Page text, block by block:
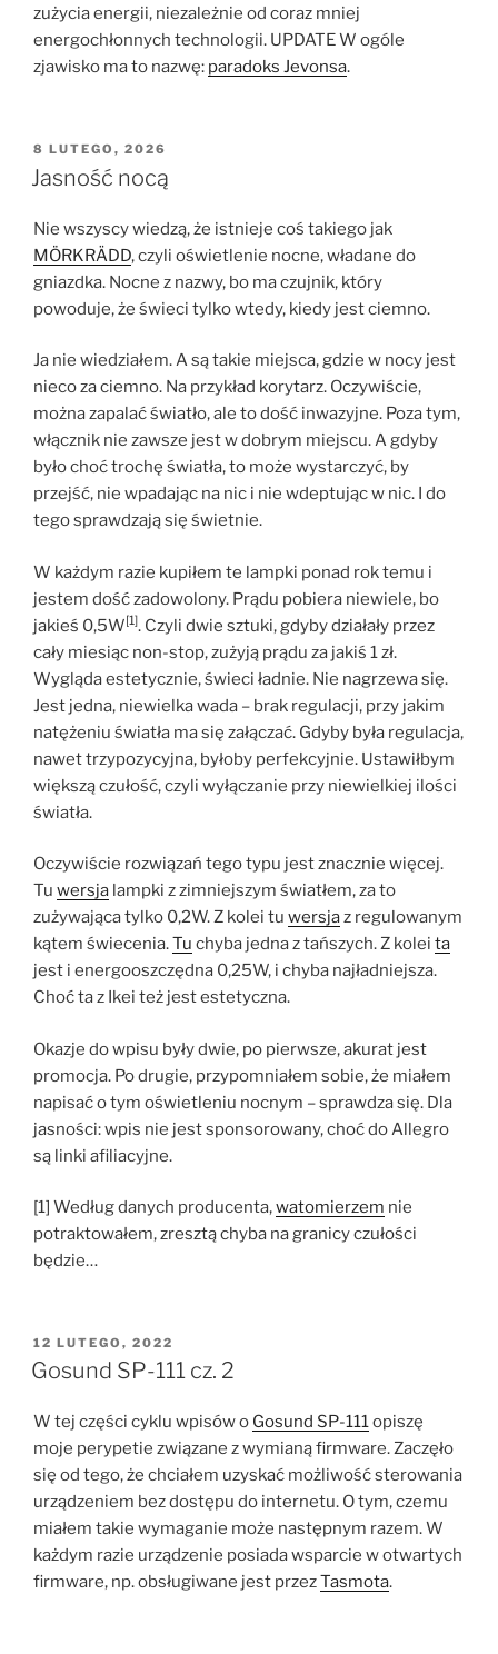
zużycia energii, niezależnie od coraz mniej
energochłonnych technologii. UPDATE W ogóle
zjawisko ma to nazwę: paradoks Jevonsa.
OPUBLIKOWANE
W
8 LUTEGO, 2026
Jasność nocą
Nie wszyscy wiedzą, że istnieje coś takiego jak
MÖRKRÄDD, czyli oświetlenie nocne, władane do
gniazdka. Nocne z nazwy, bo ma czujnik, który
powoduje, że świeci tylko wtedy, kiedy jest ciemno.
Ja nie wiedziałem. A są takie miejsca, gdzie w nocy jest
nieco za ciemno. Na przykład korytarz. Oczywiście,
można zapalać światło, ale to dość inwazyjne. Poza tym,
włącznik nie zawsze jest w dobrym miejscu. A gdyby
było choć trochę światła, to może wystarczyć, by
przejść, nie wpadając na nic i nie wdeptując w nic. I do
tego sprawdzają się świetnie.
W każdym razie kupiłem te lampki ponad rok temu i
jestem dość zadowolony. Prądu pobiera niewiele, bo
jakieś 0,5W[1]. Czyli dwie sztuki, gdyby działały przez
cały miesiąc non-stop, zużyją prądu za jakiś 1 zł.
Wygląda estetycznie, świeci ładnie. Nie nagrzewa się.
Jest jedna, niewielka wada – brak regulacji, przy jakim
natężeniu światła ma się załączać. Gdyby była regulacja,
nawet trzypozycyjna, byłoby perfekcyjnie. Ustawiłbym
większą czułość, czyli wyłączanie przy niewielkiej ilości
światła.
Oczywiście rozwiązań tego typu jest znacznie więcej.
Tu wersja lampki z zimniejszym światłem, za to
zużywająca tylko 0,2W. Z kolei tu wersjaz regulowanym
kątem świecenia.Tu chyba jedna z tańszych. Z kolei ta
jest i energooszczędna 0,25W, i chyba najładniejsza.
Choć ta z Ikei też jest estetyczna.
Okazje do wpisu były dwie, po pierwsze, akurat jest
promocja. Po drugie, przypomniałem sobie, że miałem
napisać o tym oświetleniu nocnym – sprawdza się. Dla
jasności: wpis nie jest sponsorowany, choć do Allegro
są linki afiliacyjne.
[1] Według danych producenta,watomierzem nie
potraktowałem, zresztą chyba na granicy czułości
będzie…
OPUBLIKOWANE
W
12 LUTEGO, 2022
Gosund SP-111 cz. 2
W tej części cyklu wpisów o Gosund SP-111opiszę
moje perypetie związane z wymianą firmware. Zaczęło
się od tego, że chciałem uzyskać możliwość sterowania
urządzeniem bez dostępu do internetu. O tym, czemu
miałem takie wymaganie może następnym razem. W
każdym razie urządzenie posiada wsparcie w otwartych
firmware, np. obsługiwane jest przezTasmota.